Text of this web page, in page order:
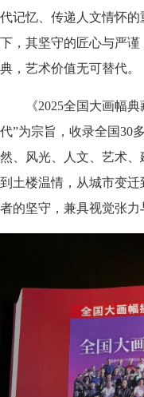
代记忆、传递人文情怀
下，其坚守的匠心与严
典，艺术价值无可替代。
《2025全国大画幅
代”为宗旨，收录全国30
然、风光、人文、艺术
到土楼温情，从城市变
者的坚守，兼具视觉张力